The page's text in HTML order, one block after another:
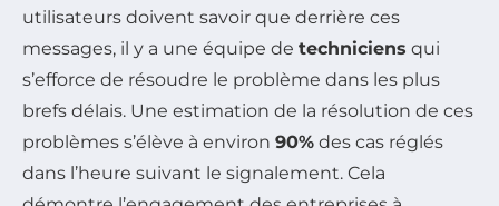
utilisateurs doivent savoir que derrière ces
messages, il y a une équipe de techniciens qui
s’efforce de résoudre le problème dans les plus
brefs délais. Une estimation de la résolution de ces
problèmes s’élève à environ 90% des cas réglés
dans l’heure suivant le signalement. Cela